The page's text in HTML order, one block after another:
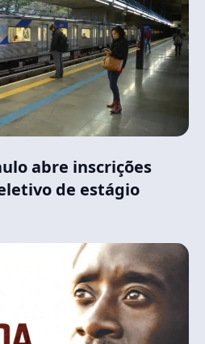
abre inscrições
de estágio